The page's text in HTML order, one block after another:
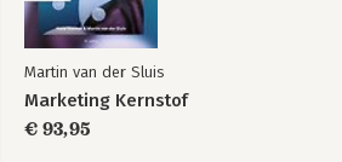
Martin van der Sluis
Marketing Kernstof
€ 93,95